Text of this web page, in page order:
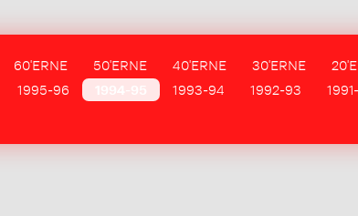
60'ERNE 50'ERNE 40'ERNE 30'ERNE
1995-96 1993-94 1992-93